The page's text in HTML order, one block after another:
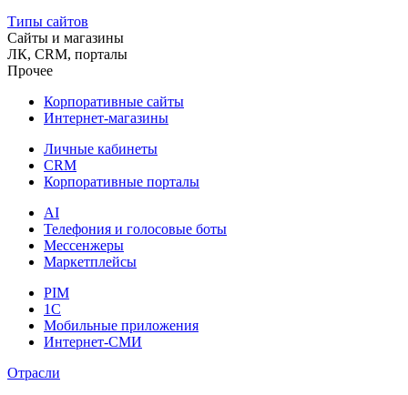
Типы сайтов
Сайты и магазины
ЛК, CRM, порталы
Прочее
Корпоративные сайты
Интернет-магазины
Личные кабинеты
CRM
Корпоративные порталы
AI
Телефония и голосовые боты
Мессенжеры
Маркетплейсы
PIM
1C
Мобильные приложения
Интернет-СМИ
Отрасли